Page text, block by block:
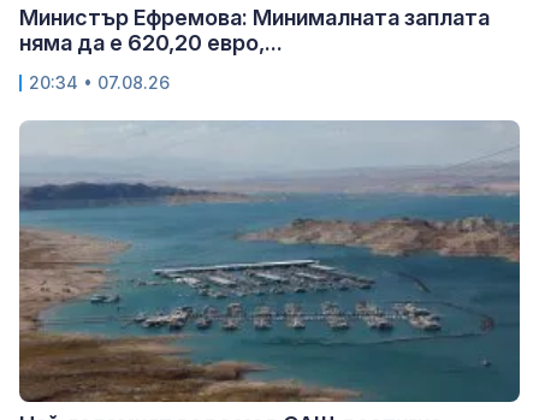
Министър Ефремова: Минималната заплата
няма да е 620,20 евро,...
20:34 • 07.08.26